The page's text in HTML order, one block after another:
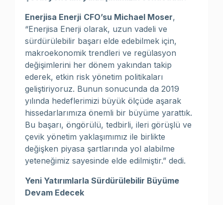
Enerjisa Enerji CFO’su Michael Moser,
“Enerjisa Enerji olarak, uzun vadeli ve
sürdürülebilir başarı elde edebilmek için,
makroekonomik trendleri ve regülasyon
değişimlerini her dönem yakından takip
ederek, etkin risk yönetim politikaları
geliştiriyoruz. Bunun sonucunda da 2019
yılında hedeflerimizi büyük ölçüde aşarak
hissedarlarımıza önemli bir büyüme yarattık.
Bu başarı, öngörülü, tedbirli, ileri görüşlü ve
çevik yönetim yaklaşımımız ile birlikte
değişken piyasa şartlarında yol alabilme
yeteneğimiz sayesinde elde edilmiştir.” dedi.
Yeni Yatırımlarla Sürdürülebilir Büyüme
Devam Edecek